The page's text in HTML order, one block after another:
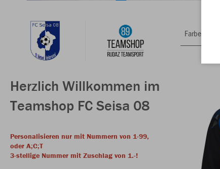
Herzlich Willkommen im
Teamshop FC Seisa 08
Personalisieren nur mit Nummern von 1-99,
oder A;C;T
3-stellige Nummer mit Zuschlag von 1.-!
Farbe